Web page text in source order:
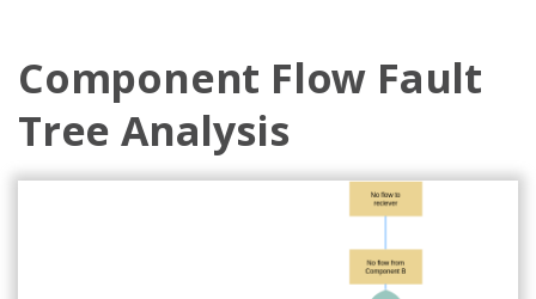
Component Flow Fault
Tree Analysis